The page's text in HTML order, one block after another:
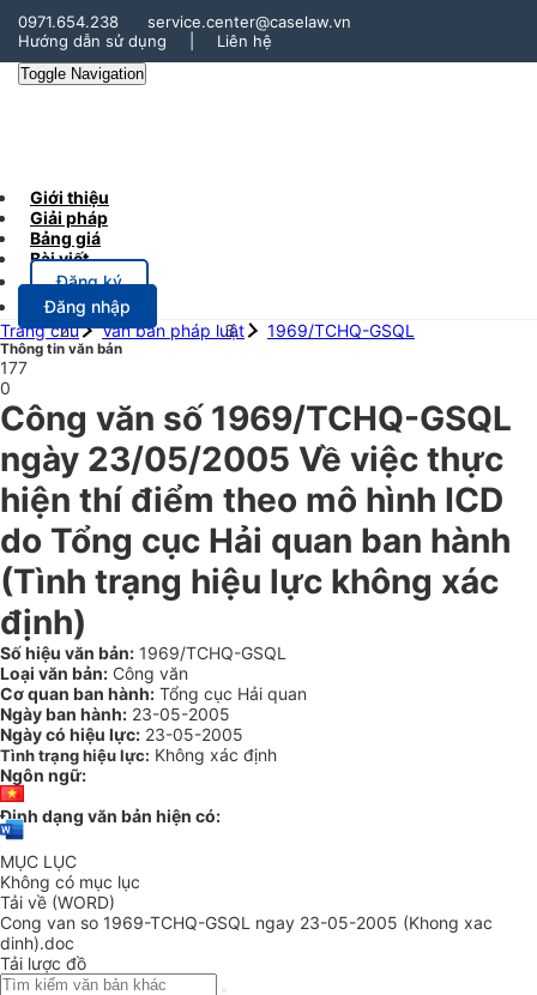
0971.654.238
service.center@caselaw.vn
Hướng dẫn sử dụng
Liên hệ
Toggle Navigation
Giới thiệu
Giải pháp
Bảng giá
Bài viết
Đăng ký
Đăng nhập
Trang chủ
Văn bản pháp luật 1969/TCHQ-GSQL
Thông tin văn bản
177
0
Công văn số 1969/TCHQ-GSQL
ngày 23/05/2005 Về việc thực
hiện thí điểm theo mô hình ICD
do Tổng cục Hải quan ban hành
(Tình trạng hiệu lực không xác
định)
Số hiệu văn bản: 1969/TCHQ-GSQL
Loại văn bản: Công văn
Cơ quan ban hành: Tổng cục Hải quan
Ngày ban hành: 23-05-2005
Ngày có hiệu lực: 23-05-2005
Tình trạng hiệu lực: Không xác định
Ngôn ngữ:
Định dạng văn bản hiện có:
MỤC LỤC
Không có mục lục
Tải về (WORD)
Cong van so 1969-TCHQ-GSQL ngay 23-05-2005 (Khong xac
dinh).doc
Tải lược đồ